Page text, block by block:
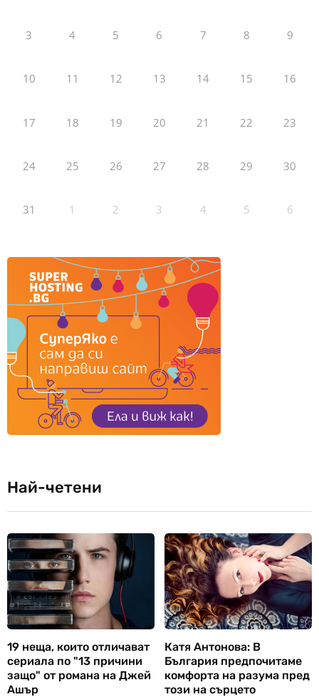
3 4 5 6 7 8 9
10 11 12 13 14 15 16
17 18 19 20 21 22 23
24 25 26 27 28 29 30
31 1 2 3 4 5 6
Най-четени
19 неща, които отличават
сериала по "13 причини
защо" от романа на Джей
Ашър
Катя Антонова: В
България предпочитаме
комфорта на разума пред
този на сърцето